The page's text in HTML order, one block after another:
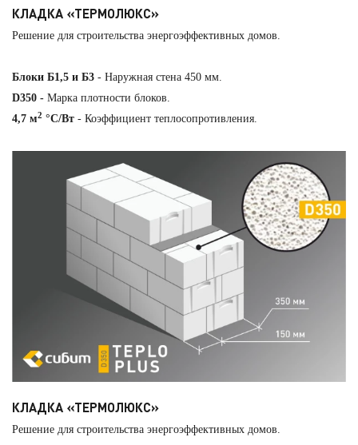
КЛАДКА «ТЕРМОЛЮКС»
Решение для строительства энергоэффективных домов.
Блоки Б1,5 и Б3 - Наружная стена 450 мм.
D350 - Марка плотности блоков.
4,7 м2 °С/Вт - Коэффициент теплосопротивления.
КЛАДКА «ТЕРМОЛЮКС»
Решение для строительства энергоэффективных домов.